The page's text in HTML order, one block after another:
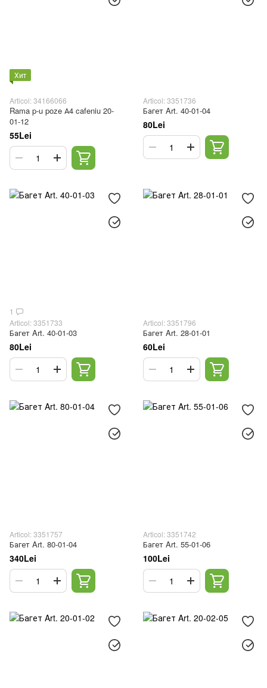
Хит
Articol: 34166066
Rama p-u poze А4 cafeniu 20-
01-12
55Lei
Articol: 3351736
Багет Art. 40-01-04
80Lei
1
Articol: 3351733
Багет Art. 40-01-03
80Lei
Articol: 3351796
Багет Art. 28-01-01
60Lei
Articol: 3351757
Багет Art. 80-01-04
340Lei
Articol: 3351742
Багет Art. 55-01-06
100Lei